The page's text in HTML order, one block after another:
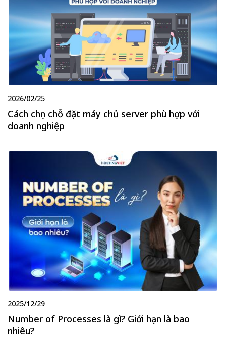
2026/02/25
Cách chọn chỗ đặt máy chủ server phù hợp với
doanh nghiệp
2025/12/29
Number of Processes là gì? Giới hạn là bao
nhiêu?